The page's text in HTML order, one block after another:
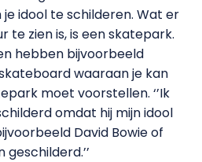
idool te schilderen. Wat er
te zien is, is een skatepark.
hebben bijvoorbeeld
waaraan je kan
moet voorstellen. ‘’Ik
omdat hij mijn idool
David Bowie of